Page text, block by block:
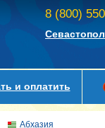
8 (800)
и оплатить
Абхазия